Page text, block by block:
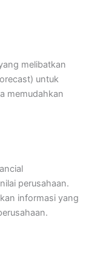
melibatkan
untuk
memudahkan
perusahaan.
informasi yang